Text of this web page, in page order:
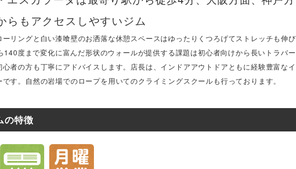
らもアクセスしやすいジム
リングと白い漆喰壁のお洒落な休憩スペースはゆったりくつろげてストレッチも伸び
140度まで変化に富んだ形状のウォールが提供する課題は初心者向けから長いトラバー
心者の方も丁寧にアドバイスします。店長は、インドアアウトドアともに経験豊富なイ
です。自然の岩場でのロープを用いてのクライミングスクールも行っております。
の特徴